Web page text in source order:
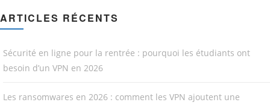
ARTICLES RÉCENTS
Sécurité en ligne pour la rentrée : pourquoi les étudiants ont
besoin d’un VPN en 2026
Les ransomwares en 2026 : comment les VPN ajoutent une